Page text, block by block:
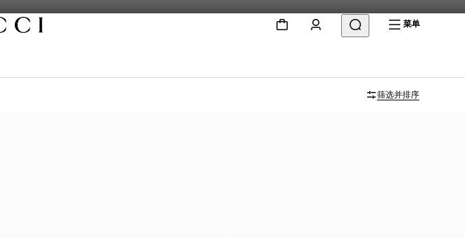
菜单
筛选并排序